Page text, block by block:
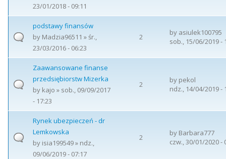
23/01/2018 - 09:11
podstawy finansów
by Madzia96511 » śr.,
23/03/2016 - 06:23
2 by asiulek100795
sob., 15/06/2019 -
Zaawansowane finanse
przedsiębiorstw Mizerka
by kajo » sob., 09/09/2017
- 17:23
2 by pekol
ndz., 14/04/2019 -
Rynek ubezpieczeń - dr
Lemkowska
by isia199549» ndz.,
09/06/2019 - 07:17
2 by Barbara777
czw., 30/01/2020 -